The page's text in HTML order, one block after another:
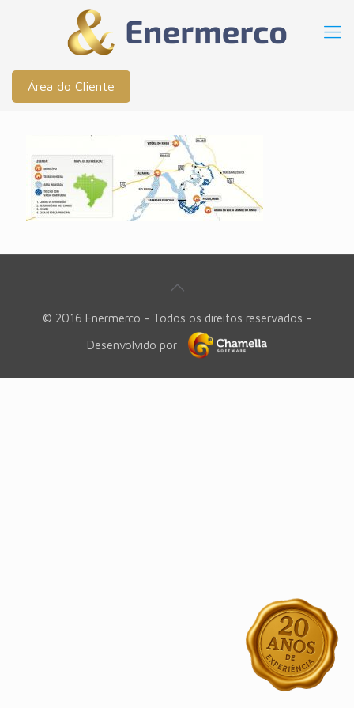
Área do Cliente
© 2016 Enermerco - Todos os direitos reservados -
Desenvolvido por